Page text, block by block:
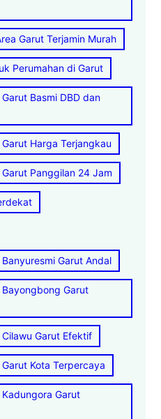
Garut Terjamin Murah
Perumahan di Garut
Basmi DBD dan
Harga Terjangkau
Panggilan 24 Jam
Garut Andal
Garut
Garut Efektif
Kota Terpercaya
Garut